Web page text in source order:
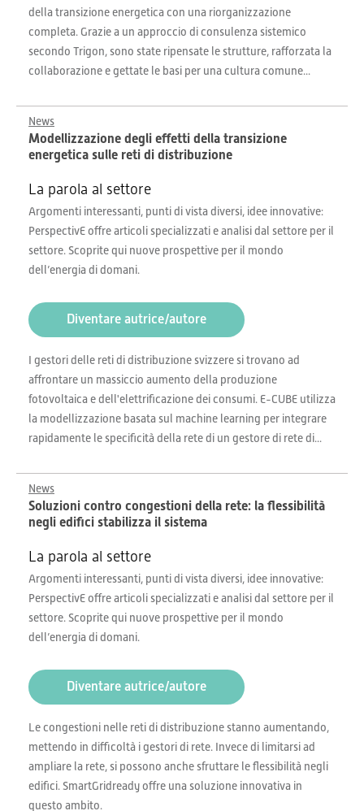
della transizione energetica con una riorganizzazione
completa. Grazie a un approccio di consulenza sistemico
secondo Trigon, sono state ripensate le strutture, rafforzata la
collaborazione e gettate le basi per una cultura comune...
News
Modellizzazione degli effetti della transizione
energetica sulle reti di distribuzione
La parola al settore
Argomenti interessanti, punti di vista diversi, idee innovative:
PerspectivE offre articoli specializzati e analisi dal settore per il
settore. Scoprite qui nuove prospettive per il mondo
dell’energia di domani.
Diventare autrice/autore
I gestori delle reti di distribuzione svizzere si trovano ad
affrontare un massiccio aumento della produzione
fotovoltaica e dell'elettrificazione dei consumi. E-CUBE utilizza
la modellizzazione basata sul machine learning per integrare
rapidamente le specificità della rete di un gestore di rete di...
News
Soluzioni contro congestioni della rete: la flessibilità
negli edifici stabilizza il sistema
La parola al settore
Argomenti interessanti, punti di vista diversi, idee innovative:
PerspectivE offre articoli specializzati e analisi dal settore per il
settore. Scoprite qui nuove prospettive per il mondo
dell’energia di domani.
Diventare autrice/autore
Le congestioni nelle reti di distribuzione stanno aumentando,
mettendo in difficoltà i gestori di rete. Invece di limitarsi ad
ampliare la rete, si possono anche sfruttare le flessibilità negli
edifici. SmartGridready offre una soluzione innovativa in
questo ambito.